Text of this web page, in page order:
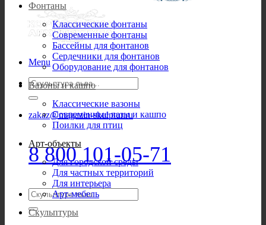
Menu
Искать:
zakaz@magazin-skulptur.ru
8 800 101-05-71
Искать:
Фонтаны
Классические фонтаны
Современные фонтаны
Бассейны для фонтанов
Сердечники для фонтанов
Оборудование для фонтанов
Вазоны и кашпо
Классические вазоны
Современные вазы и кашпо
Поилки для птиц
Арт-объекты
Для городской среды
Для частных территорий
Для интерьера
Арт-мебель
Скульптуры